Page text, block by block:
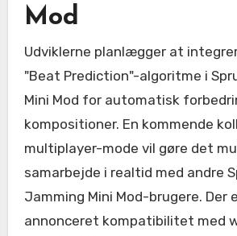
Mod
Udviklerne planlægger at
"Beat Prediction"-algoritme i
Mini Mod for automatisk
kompositioner. En kommende
multiplayer-mode vil gøre det
samarbejde i realtid med andre
Jamming Mini Mod-brugere. Der
annonceret kompatibilitet med